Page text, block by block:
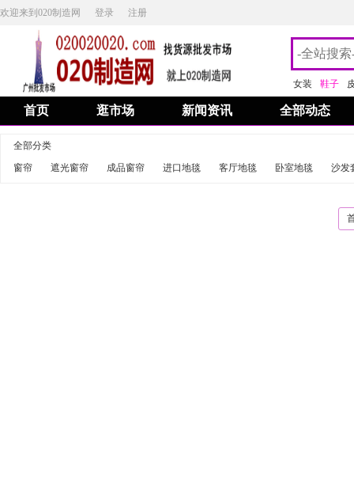
欢迎来到020制造网 登录 注册
女装 鞋子
首页 逛市场 新闻资讯 全部动态
全部分类
窗帘
遮光窗帘 成品窗帘 进口地毯 客厅地毯 卧室地毯 沙发